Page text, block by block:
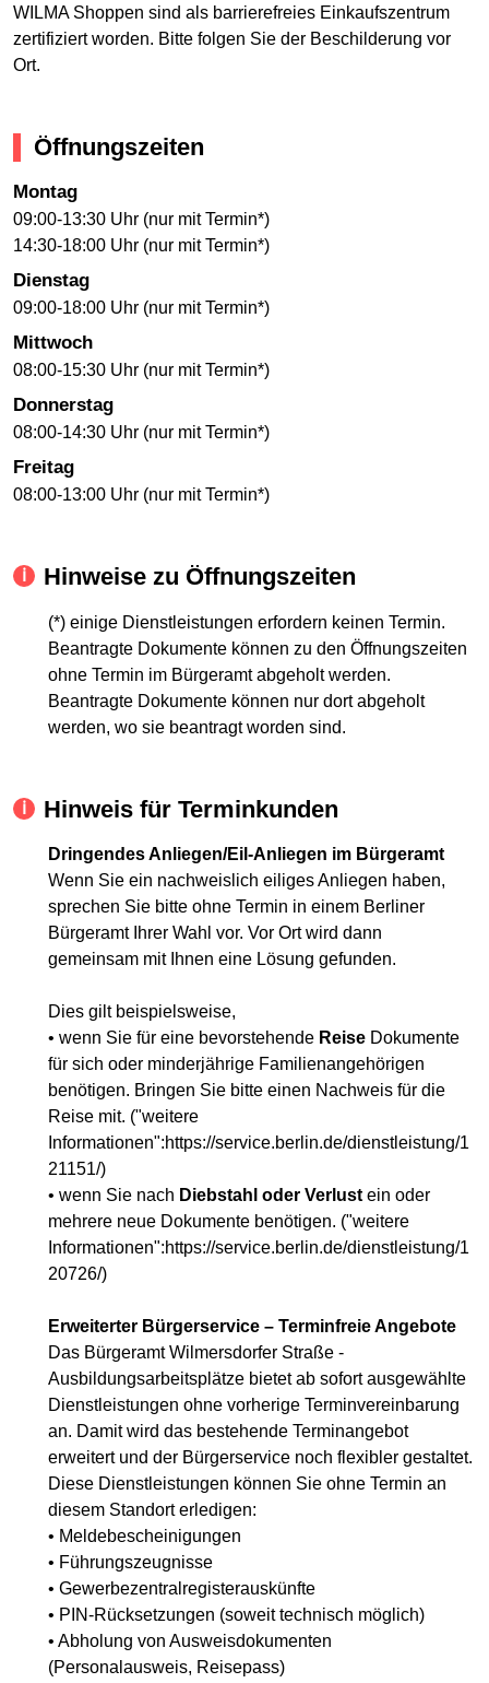
WILMA Shoppen sind als barrierefreies Einkaufszentrum
zertifiziert worden. Bitte folgen Sie der Beschilderung vor
Ort.
Öffnungszeiten
Montag
09:00-13:30 Uhr (nur mit Termin*)
14:30-18:00 Uhr (nur mit Termin*)
Dienstag
09:00-18:00 Uhr (nur mit Termin*)
Mittwoch
08:00-15:30 Uhr (nur mit Termin*)
Donnerstag
08:00-14:30 Uhr (nur mit Termin*)
Freitag
08:00-13:00 Uhr (nur mit Termin*)
Hinweise zu Öffnungszeiten
(*) einige Dienstleistungen erfordern keinen Termin.
Beantragte Dokumente können zu den Öffnungszeiten
ohne Termin im Bürgeramt abgeholt werden.
Beantragte Dokumente können nur dort abgeholt
werden, wo sie beantragt worden sind.
Hinweis für Terminkunden
Dringendes Anliegen/Eil-Anliegen im Bürgeramt
Wenn Sie ein nachweislich eiliges Anliegen haben,
sprechen Sie bitte ohne Termin in einem Berliner
Bürgeramt Ihrer Wahl vor. Vor Ort wird dann
gemeinsam mit Ihnen eine Lösung gefunden.
Dies gilt beispielsweise,
• wenn Sie für eine bevorstehende Reise Dokumente
für sich oder minderjährige Familienangehörigen
benötigen. Bringen Sie bitte einen Nachweis für die
Reise mit. ("weitere
Informationen":https://service.berlin.de/dienstleistung/1
21151/)
• wenn Sie nach Diebstahl oder Verlust ein oder
mehrere neue Dokumente benötigen. ("weitere
Informationen":https://service.berlin.de/dienstleistung/1
20726/)
Erweiterter Bürgerservice – Terminfreie Angebote
Das Bürgeramt Wilmersdorfer Straße -
Ausbildungsarbeitsplätze bietet ab sofort ausgewählte
Dienstleistungen ohne vorherige Terminvereinbarung
an. Damit wird das bestehende Terminangebot
erweitert und der Bürgerservice noch flexibler gestaltet.
Diese Dienstleistungen können Sie ohne Termin an
diesem Standort erledigen:
• Meldebescheinigungen
• Führungszeugnisse
• Gewerbezentralregisterauskünfte
• PIN-Rücksetzungen (soweit technisch möglich)
• Abholung von Ausweisdokumenten
(Personalausweis, Reisepass)